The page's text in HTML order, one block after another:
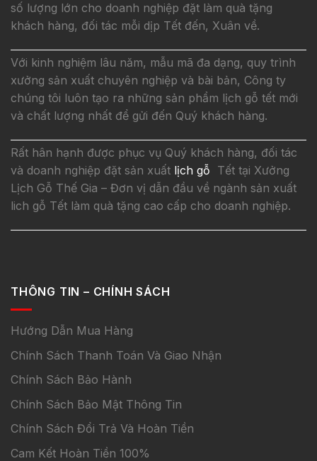
số lượng lớn cho doanh nghiệp đặt làm quà tặng
khách hàng, đối tác mỗi dịp Tết đến, Xuân về.
Với kinh nghiệm lâu năm, mẫu mã đa dạng, quy trình
xưởng sản xuất chuyên nghiệp và bài bản, Công ty
chúng tôi luôn tạo ra những sản phẩm lịch gỗ tết mới
và chất lượng nhất để gửi đến Quý khách hàng.
Rất hân hạnh được phục vụ Quý khách hàng, đối tác
và doanh nghiệp đặt sản xuất lịch gỗ Tết tại Xưởng
Lịch Gỗ Thế Gia – Đơn vị dẫn đầu về ngành sản xuất
lich gỗ Tết làm quà tặng cao cấp cho doanh nghiệp.
THÔNG TIN – CHÍNH SÁCH
Hướng Dẫn Mua Hàng
Chính Sách Thanh Toán Và Giao Nhận
Chính Sách Bảo Hành
Chính Sách Bảo Mật Thông Tin
Chính Sách Đổi Trả Và Hoàn Tiền
Cam Kết Hoàn Tiền 100%